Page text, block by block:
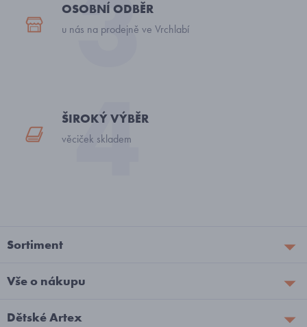
OSOBNÍ ODBĚR
u nás na prodejně ve Vrchlabí
ŠIROKÝ VÝBĚR
věciček skladem
Sortiment
Vše o nákupu
Dětské Artex